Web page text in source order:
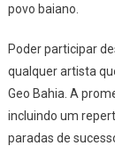
povo baiano.
Poder participar
qualquer artista
Geo Bahia. A
incluindo um
paradas de